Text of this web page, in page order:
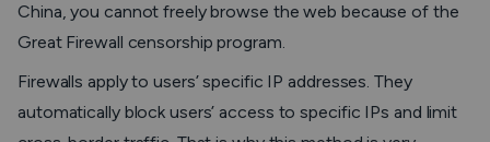
China, you cannot freely browse the web because of the
Great Firewall censorship program.
Firewalls apply to users’ specific IP addresses. They
automatically block users’ access to specific IPs and limit